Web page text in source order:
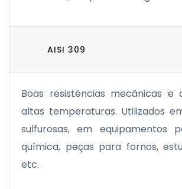
AISI 309
Boas resistências mecânicas e
altas temperaturas. Utilizados
sulfurosas, em equipamentos
química, peças para fornos,
etc.